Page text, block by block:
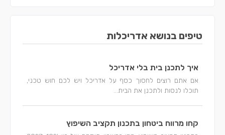
טיפים בנושא אדריכלות
איך לתכנן בית בלי אדריכל
אם אתם רוצים לחסוך כסף על אדריכל ויש לכם חוש טכני,
תוכלו לנסות ולתכנן את הבית...
קחו מרווח ביטחון בתכנון תקציב השיפוץ